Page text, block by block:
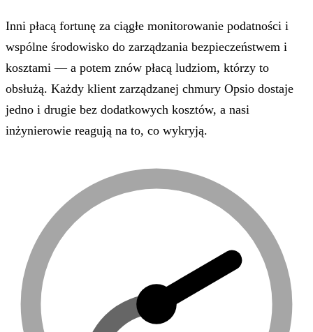
Inni płacą fortunę za ciągłe monitorowanie podatności i
wspólne środowisko do zarządzania bezpieczeństwem i
kosztami — a potem znów płacą ludziom, którzy to
obsłużą. Każdy klient zarządzanej chmury Opsio dostaje
jedno i drugie bez dodatkowych kosztów, a nasi
inżynierowie reagują na to, co wykryją.